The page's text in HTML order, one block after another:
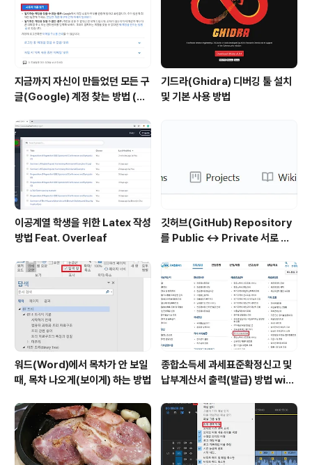
hday VARCHAR(64),gender VARC..
지금까지 자신이 만들었던 모든 구
글(Google) 계정 찾는 방법 (핸
기드라(Ghidra) 디버깅 툴 설치
및 기본 사용 방법
이공계열 학생을 위한 Latex 작성
방법 Feat. Overleaf
깃허브(GitHub) Repository
를 Public ↔ Private 서로 변
워드(Word)에서 목차가 안 보일
때, 목차 나오게(보이게) 하는 방법
종합소득세 과세표준확정신고 및
납부계산서 출력(발급) 방법 with